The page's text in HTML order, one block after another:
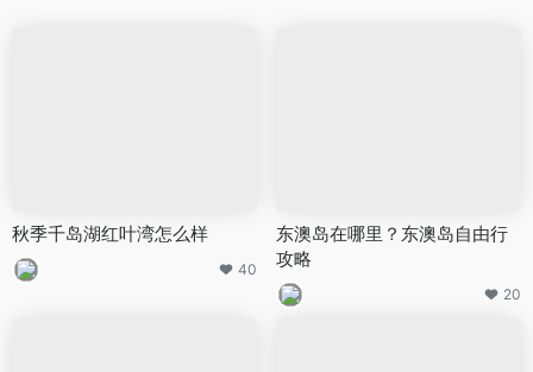
秋季千岛湖红叶湾怎么样
40
东澳岛在哪里？东澳岛自由行
攻略
20